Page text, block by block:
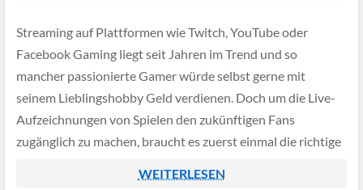
Streaming auf Plattformen wie Twitch, YouTube oder
Facebook Gaming liegt seit Jahren im Trend und so
mancher passionierte Gamer würde selbst gerne mit
seinem Lieblingshobby Geld verdienen. Doch um die Live-
Aufzeichnungen von Spielen den zukünftigen Fans
zugänglich zu machen, braucht es zuerst einmal die richtige
WEITERLESEN